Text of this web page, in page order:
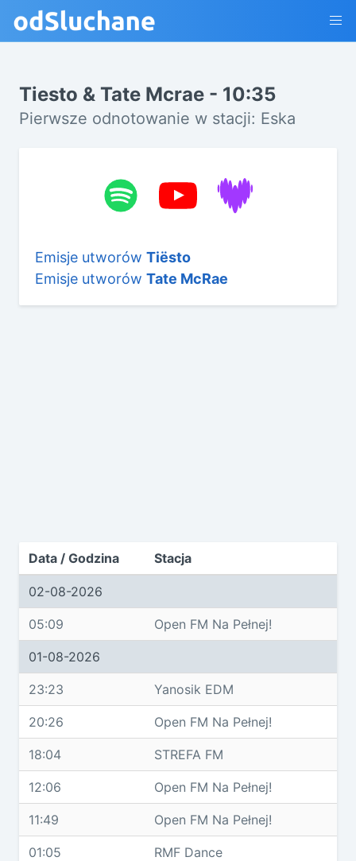
Tiesto & Tate Mcrae - 10:35
Pierwsze odnotowanie w stacji: Eska
Emisje utworów Tiësto
Emisje utworów Tate McRae
Data / Godzina Stacja
02-08-2026
05:09 Open FM Na Pełnej!
01-08-2026
23:23 Yanosik EDM
20:26 Open FM Na Pełnej!
18:04 STREFA FM
12:06 Open FM Na Pełnej!
11:49 Open FM Na Pełnej!
01:05 RMF Dance